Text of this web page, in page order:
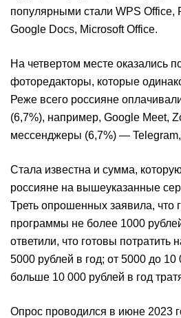
популярными стали WPS
Google Docs, Microsoft Office.
На четвертом месте оказались
фоторедакторы, которые
Реже всего россияне
(6,7%), например, Google Meet,
мессенджеры (6,7%) —
Стала известна и сумма,
россияне на вышеуказанные
Треть опрошенных заявила, что
программы не более 1000
ответили, что готовы потратить
5000 рублей в год; от 5000 до
больше 10 000 рублей в год
Опрос проводился в июне 2023